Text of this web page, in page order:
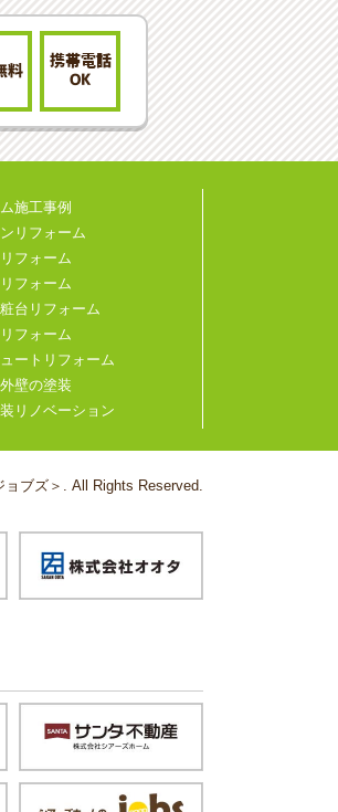
料
携帯電話
OK
施工事例
リフォーム
フォーム
フォーム
台リフォーム
フォーム
ートリフォーム
壁の塗装
リノベーション
ブズ＞. All Rights Reserved.